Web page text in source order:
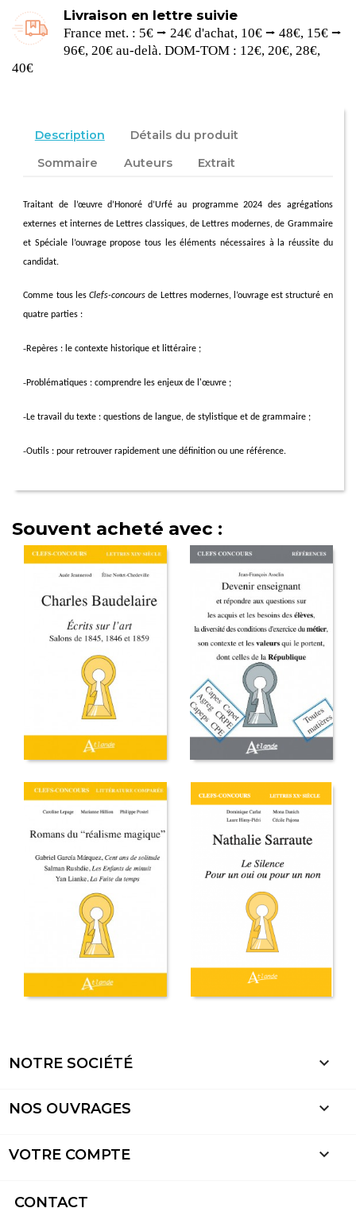
Livraison en lettre suivie
France met. : 5€ ⭢ 24€ d'achat, 10€ ⭢ 48€, 15€ ⭢
96€, 20€ au-delà. DOM-TOM : 12€, 20€, 28€,
40€
Description
Détails du produit
Sommaire
Auteurs Extrait
Traitant de l’œuvre d’Honoré d’Urfé au programme 2024 des agrégations
externes et internes de Lettres classiques, de Lettres modernes, de Grammaire
et Spéciale l’ouvrage propose tous les éléments nécessaires à la réussite du
candidat.
Comme tous lesClefs-concours de Lettres modernes, l’ouvrage est structuré en
quatre parties :
-Repères : le contexte historique et littéraire ;
-Problématiques : comprendre les enjeux de l'œuvre ;
-Le travail du texte : questions de langue, de stylistique et de grammaire ;
-Outils : pour retrouver rapidement une définition ou une référence.
Souvent acheté avec :
NOTRE SOCIÉTÉ 
NOS OUVRAGES 
VOTRE COMPTE 
CONTACT